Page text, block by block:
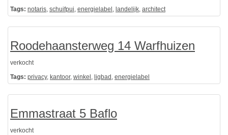
Tags: notaris, schuifpui, energielabel , landelijk, architect
Roodehaansterweg 14 Warfhuizen
verkocht
Tags: privacy, kantoor, winkel , ligbad , energielabel
Emmastraat 5 Baflo
verkocht